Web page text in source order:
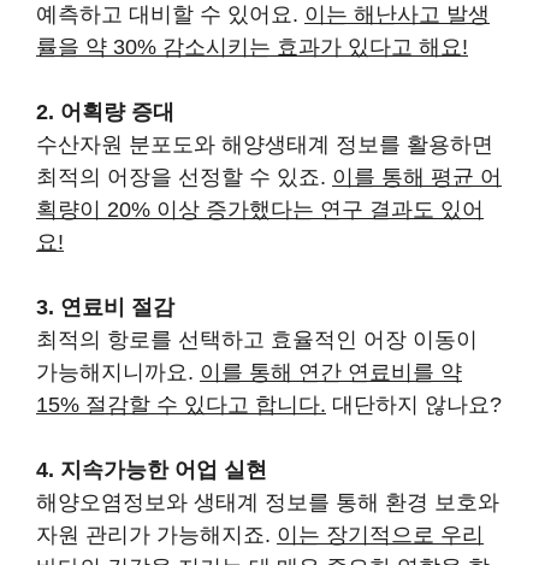
예측하고 대비할 수 있어요. 이는 해난사고 발생
률을 약 30% 감소시키는 효과가 있다고 해요!
2. 어획량 증대
수산자원 분포도와 해양생태계 정보를 활용하면
최적의 어장을 선정할 수 있죠. 이를 통해 평균 어
획량이 20% 이상 증가했다는 연구 결과도 있어
요!
3. 연료비 절감
최적의 항로를 선택하고 효율적인 어장 이동이
가능해지니까요. 이를 통해 연간 연료비를 약
15% 절감할 수 있다고 합니다. 대단하지 않나요?
4. 지속가능한 어업 실현
해양오염정보와 생태계 정보를 통해 환경 보호와
자원 관리가 가능해지죠. 이는 장기적으로 우리